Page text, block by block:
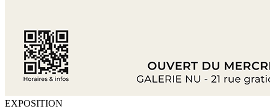
EXPOSITION